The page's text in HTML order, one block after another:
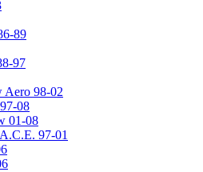
89
97
Aero 98-02
08
01-08
97-01